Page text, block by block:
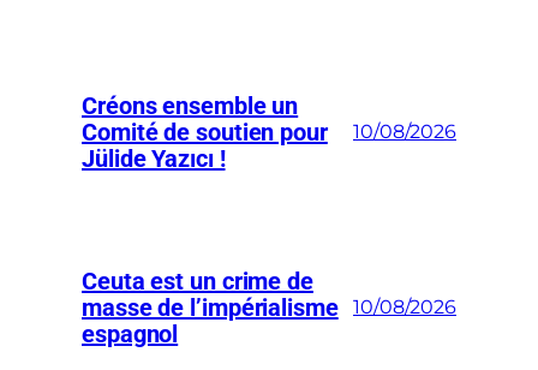
Créons ensemble un
Comité de soutien pour
Jülide Yazıcı !
10/08/2026
Ceuta est un crime de
masse de l’impérialisme
espagnol
10/08/2026